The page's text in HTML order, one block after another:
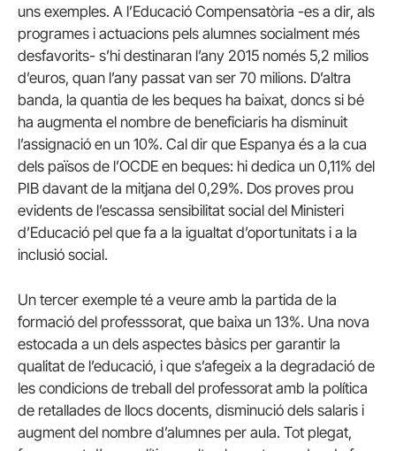
uns exemples. A l’Educació Compensatòria -es a dir, als
programes i actuacions pels alumnes socialment més
desfavorits- s’hi destinaran l’any 2015 només 5,2 milios
d’euros, quan l’any passat van ser 70 milions. D’altra
banda, la quantia de les beques ha baixat, doncs si bé
ha augmenta el nombre de beneficiaris ha disminuit
l’assignació en un 10%. Cal dir que Espanya és a la cua
dels països de l’OCDE en beques: hi dedica un 0,11% del
PIB davant de la mitjana del 0,29%. Dos proves prou
evidents de l’escassa sensibilitat social del Ministeri
d’Educació pel que fa a la igualtat d’oportunitats i a la
inclusió social.
Un tercer exemple té a veure amb la partida de la
formació del professsorat, que baixa un 13%. Una nova
estocada a un dels aspectes bàsics per garantir la
qualitat de l’educació, i que s’afegeix a la degradació de
les condicions de treball del professorat amb la política
de retallades de llocs docents, disminució dels salaris i
augment del nombre d’alumnes per aula. Tot plegat,